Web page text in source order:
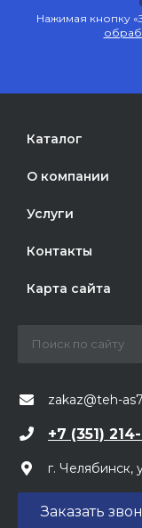
Нажимая кнопку
Каталог
О компании
Услуги
Контакты
Карта сайта
zakaz@teh-
+7 (351)
г. Челябинск,
Заказать